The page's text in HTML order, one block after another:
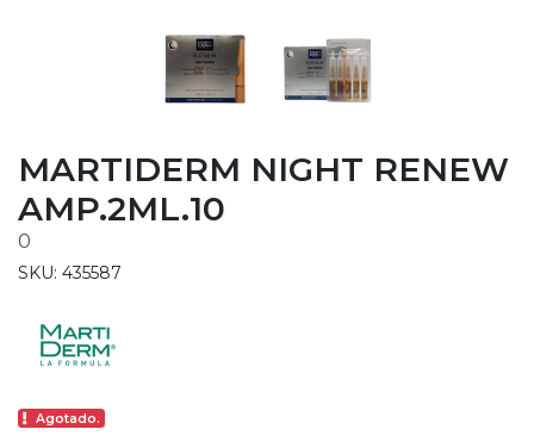
MARTIDERM NIGHT RENEW
AMP.2ML.10
0
SKU: 435587
Agotado.